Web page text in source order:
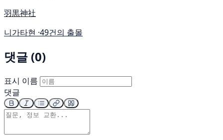
羽黒神社
니가타현 ·49건의 출몰
댓글 (0)
표시 이름
댓글